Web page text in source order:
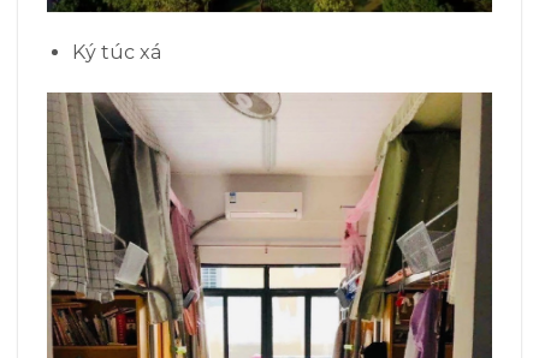
Ký túc xá